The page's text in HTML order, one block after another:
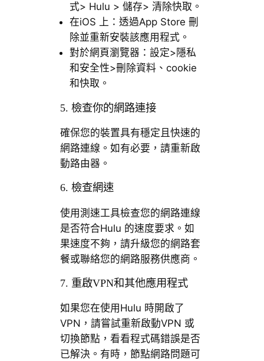
式> Hulu > 儲存> 清除快取。
在iOS 上：透過App Store 刪
除並重新安裝該應用程式。
對於網頁瀏覽器：設定>隱私
和安全性>刪除資料、cookie
和快取。
5. 檢查你的網路連接
確保您的裝置具有穩定且快速的
網路連線。如有必要，請重新啟
動路由器。
6. 檢查網速
使用測速工具檢查您的網路連線
是否符合Hulu 的速度要求。如
果速度不夠，請升級您的網路套
餐或聯絡您的網路服務供應商。
7. 重啟VPN和其他應用程式
如果您在使用Hulu 時開啟了
VPN，請嘗試重新啟動VPN 或
切換節點，看看程式碼錯誤是否
已解決。有時，節點網路問題可